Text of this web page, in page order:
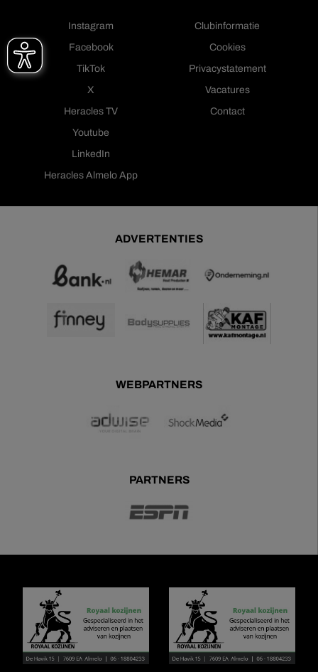
Instagram
Facebook
TikTok
X
Heracles TV
Youtube
LinkedIn
Heracles Almelo App
Clubinformatie
Cookies
Privacystatement
Vacatures
Contact
ADVERTENTIES
WEBPARTNERS
PARTNERS